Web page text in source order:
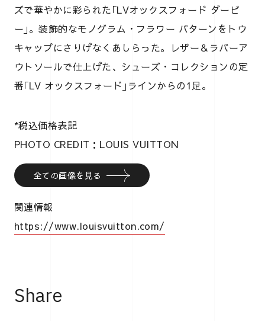
ズで華やかに彩られた｢LVオックスフォード ダービ
ー｣。装飾的なモノグラム・フラワー パターンをトウ
キャップにさりげなくあしらった。レザー＆ラバーア
ウトソールで仕上げた、シューズ・コレクションの定
番｢LV オックスフォード｣ラインからの1足。
*税込価格表記
PHOTO CREDIT：LOUIS VUITTON
全ての画像を見る
関連情報
https://www.louisvuitton.com/
Share